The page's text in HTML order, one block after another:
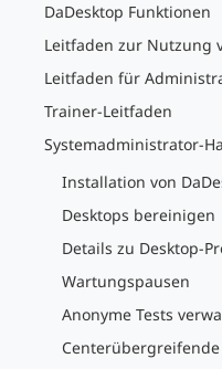
DaDesktop Funktionen
Leitfaden zur Nutzung
Leitfaden für
Trainer-Leitfaden
Systemadministrator-
Installation von
Desktops bereinigen
Details zu Desktop-
Wartungspausen
Anonyme Tests